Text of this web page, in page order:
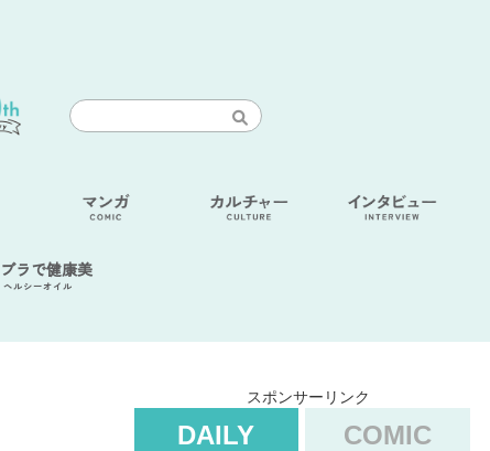
ラで健康美
ヘルシーオイル
スポンサーリンク
DAILY COMIC